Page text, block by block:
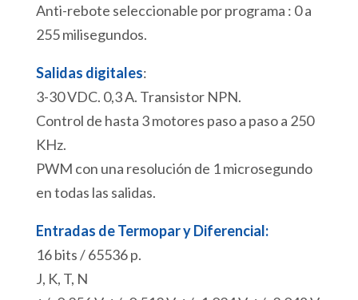
Anti-rebote seleccionable por programa : 0 a
255 milisegundos.
Salidas digitales:
3-30 VDC. 0,3 A. Transistor NPN.
Control de hasta 3 motores paso a paso a 250
KHz.
PWM con una resolución de 1 microsegundo
en todas las salidas.
Entradas de Termopar y Diferencial:
16 bits / 65536 p.
J, K, T, N